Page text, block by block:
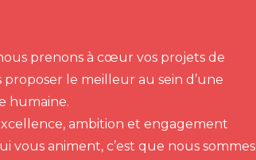
prenons à cœur vos projets de
le meilleur au sein d’une
humaine.
ambition et engagement
vous animent, c’est que nous sommes